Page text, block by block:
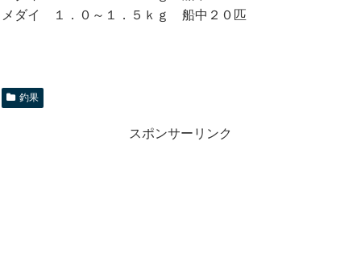
メダイ １．０～１．５ｋｇ 船中２０匹
釣果
スポンサーリンク